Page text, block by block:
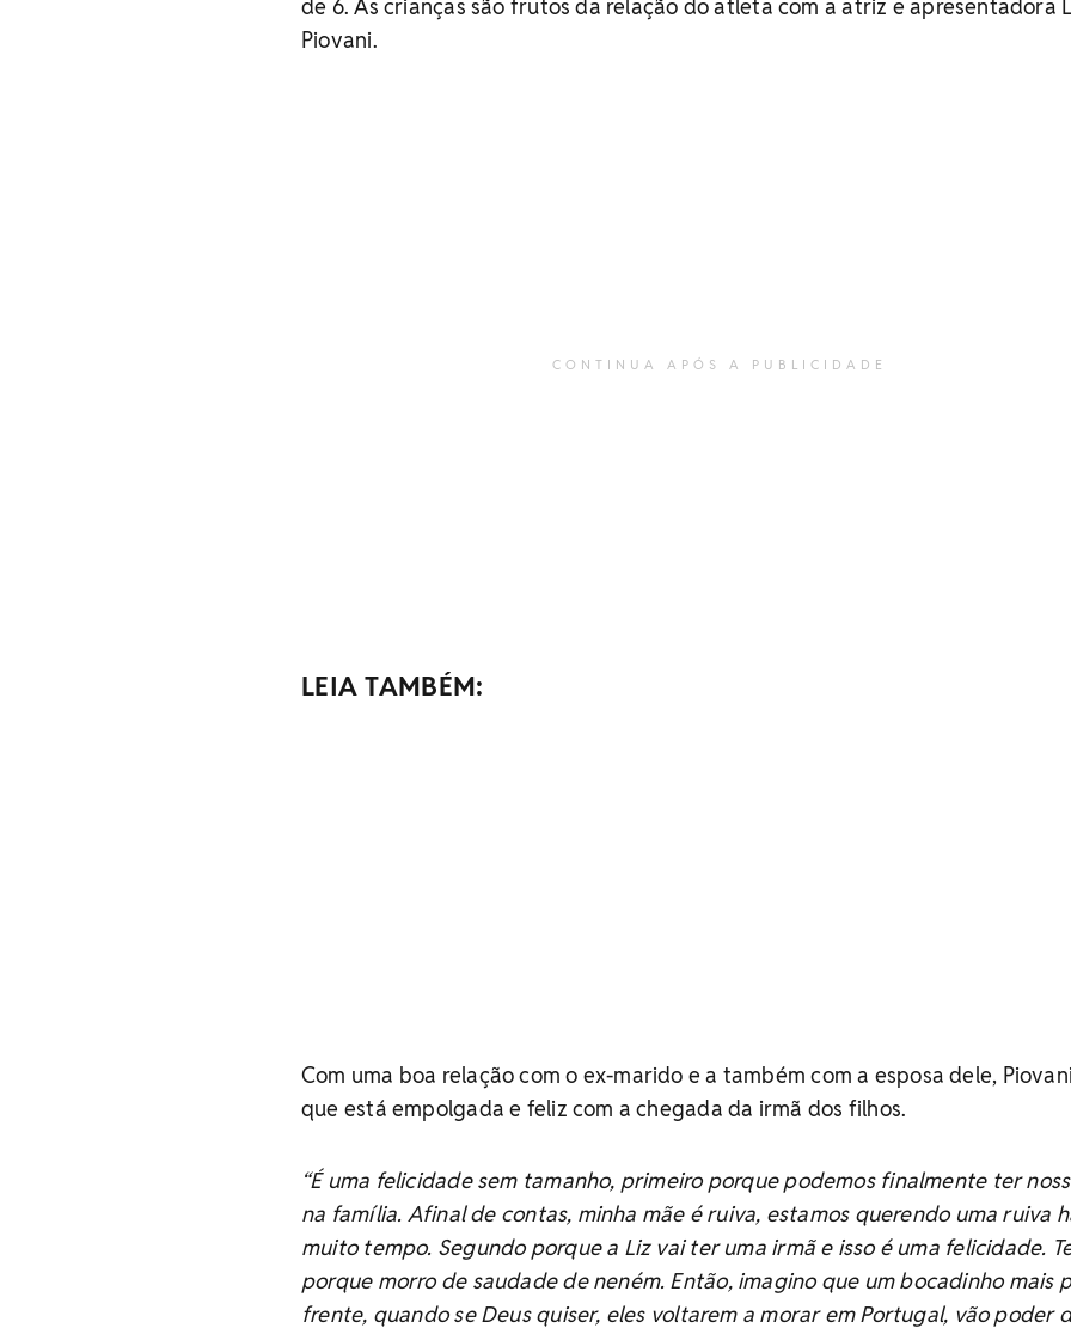
de 6. As crianças são frutos da relação do atleta com a atriz e apresentadora
Piovani.
CONTINUA APÓS A PUBLICIDADE
LEIA TAMBÉM:
Com uma boa relação com o ex-marido e a também com a esposa dele,
que está empolgada e feliz com a chegada da irmã dos filhos.
“É uma felicidade sem tamanho, primeiro porque podemos finalmente ter
na família. Afinal de contas, minha mãe é ruiva, estamos querendo uma ruiva
muito tempo. Segundo porque a Liz vai ter uma irmã e isso é uma felicidade.
porque morro de saudade de neném. Então, imagino que um bocadinho mais
frente, quando se Deus quiser, eles voltarem a morar em Portugal, vão poder